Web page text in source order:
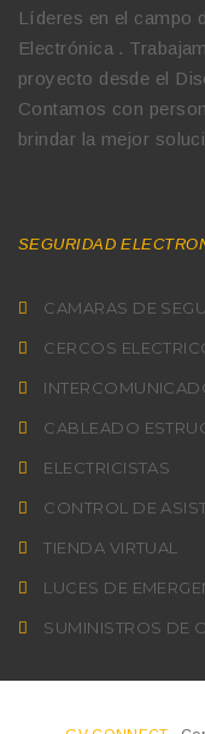
Líderes en el campo
Electrónica .
proyecto desde el
Contamos con
brindar la mejor
SEGURIDAD
CAMARAS DE
CERCOS
CABLEADO
ELECTRICISTAS
CONTROL DE
TIENDA VIRTUAL
LUCES DE
SUMINISTROS DE